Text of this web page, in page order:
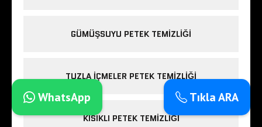
GÜMÜŞSUYU PETEK TEMIZLIĞI
TUZLA IÇMELER PETEK TEMIZLIĞI
KISIKLI PETEK TEMIZLIĞI
Tıkla ARA
WhatsApp